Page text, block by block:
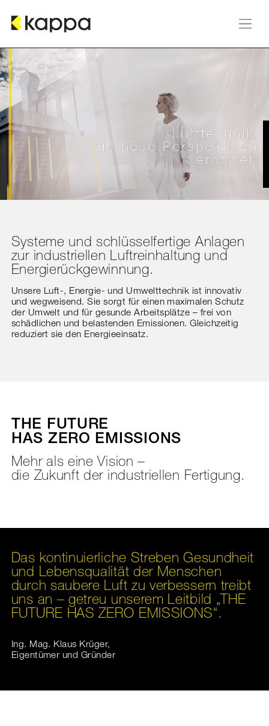
Zum Inhalt springen
Systeme und schlüsselfertige Anlagen
zur industriellen Luftreinhaltung und
Energierückgewinnung.
Unsere Luft-, Energie- und Umwelttechnik ist innovativ
und wegweisend. Sie sorgt für einen maximalen Schutz
der Umwelt und für gesunde Arbeitsplätze – frei von
schädlichen und belastenden Emissionen. Gleichzeitig
reduziert sie den Energieeinsatz.
THE FUTURE
HAS ZERO EMISSIONS
Mehr als eine Vision –
die Zukunft der industriellen Fertigung.
Das kontinuierliche Streben Gesundheit
und Lebensqualität der Menschen
durch saubere Luft zu verbessern treibt
uns an – getreu unserem Leitbild „THE
FUTURE HAS ZERO EMISSIONS“.
Ing. Mag. Klaus Krüger,
Eigentümer und Gründer